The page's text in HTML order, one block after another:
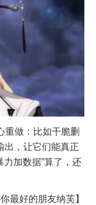
重做：比如干脆删
出，让它们能真正
力加数据”算了，还
最好的朋友纳芙】